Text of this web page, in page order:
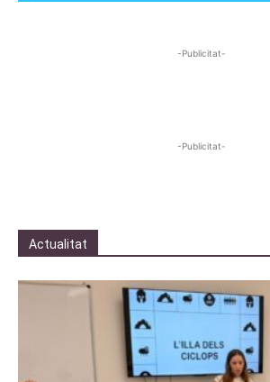
-Publicitat-
-Publicitat-
Actualitat